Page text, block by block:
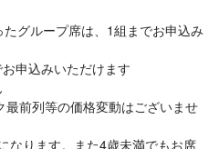
グループ席は、1組までお申込み
申込みいただけます
前列等の価格変動はございませ
なります。また4歳未満でもお席